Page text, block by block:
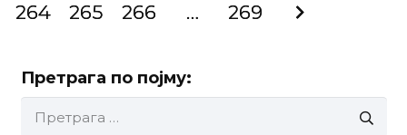
264 265 266 … 269
Претрага по појму:
за: